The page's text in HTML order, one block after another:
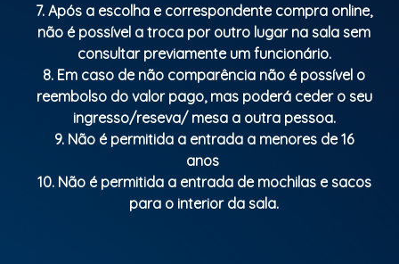
7. Após a escolha e correspondente compra online,
não é possível a troca por outro lugar na sala sem
consultar previamente um funcionário.
8. Em caso de não comparência não é possível o
reembolso do valor pago, mas poderá ceder o seu
ingresso/reseva/ mesa a outra pessoa.
9. Não é permitida a entrada a menores de 16
anos
10. Não é permitida a entrada de mochilas e sacos
para o interior da sala.